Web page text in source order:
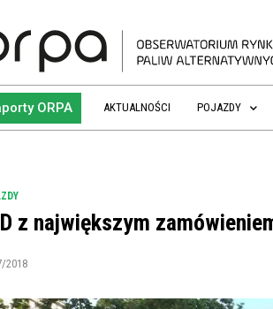
ORPA AKTUALNOŚCI POJAZDY
z największym
2018